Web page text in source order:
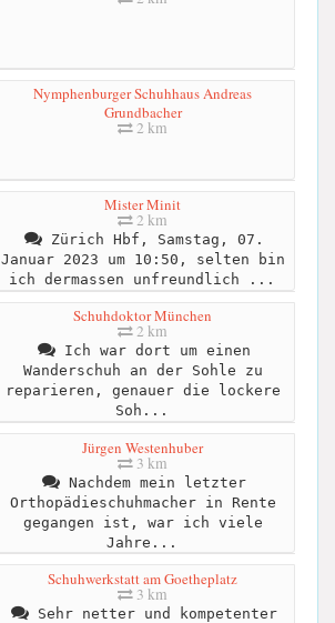
Nymphenburger Schuhhaus Andreas
Grundbacher
2 km
Mister Minit
2 km
Zürich Hbf, Samstag, 07.
Januar 2023 um 10:50, selten bin
ich dermassen unfreundlich ...
Schuhdoktor München
2 km
Ich war dort um einen
Wanderschuh an der Sohle zu
reparieren, genauer die lockere
Soh...
Jürgen Westenhuber
3 km
Nachdem mein letzter
Orthopädieschuhmacher in Rente
gegangen ist, war ich viele
Jahre...
Schuhwerkstatt am Goetheplatz
3 km
Sehr netter und kompetenter